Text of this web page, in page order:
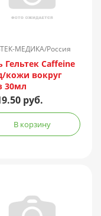
МЕДИКА/Россия
Гельтек Caffeine
кожи вокруг
30мл
руб.
В корзину